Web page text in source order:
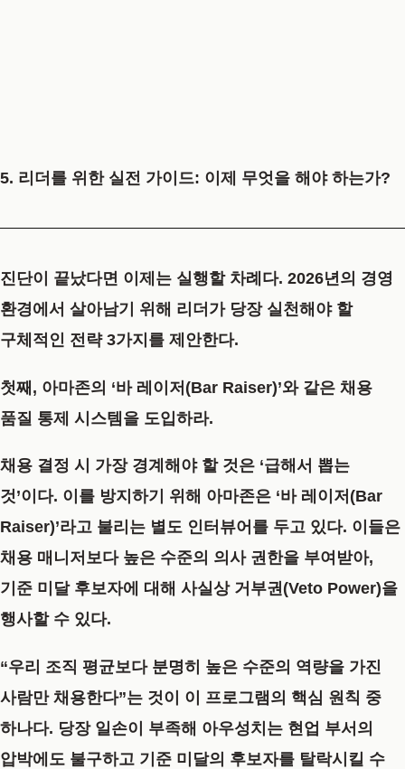
5. 리더를 위한 실전 가이드: 이제 무엇을 해야 하는가?
진단이 끝났다면 이제는 실행할 차례다. 2026년의 경영
환경에서 살아남기 위해 리더가 당장 실천해야 할
구체적인 전략 3가지를 제안한다.
첫째, 아마존의 ‘바 레이저(Bar Raiser)’와 같은 채용
품질 통제 시스템을 도입하라.
채용 결정 시 가장 경계해야 할 것은 ‘급해서 뽑는
것’이다. 이를 방지하기 위해 아마존은 ‘바 레이저(Bar
Raiser)’라고 불리는 별도 인터뷰어를 두고 있다. 이들은
채용 매니저보다 높은 수준의 의사 권한을 부여받아,
기준 미달 후보자에 대해 사실상 거부권(Veto Power)을
행사할 수 있다.
“우리 조직 평균보다 분명히 높은 수준의 역량을 가진
사람만 채용한다”는 것이 이 프로그램의 핵심 원칙 중
하나다. 당장 일손이 부족해 아우성치는 현업 부서의
압박에도 불구하고 기준 미달의 후보자를 탈락시킬 수